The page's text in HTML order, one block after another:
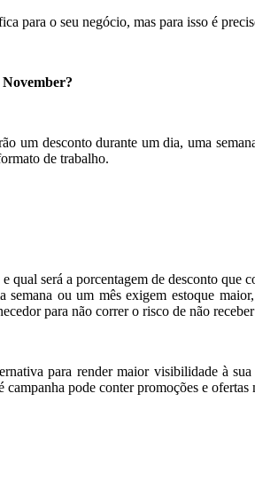
para o seu negócio, mas para isso é
um desconto durante um dia, uma
de trabalho.
qual será a porcentagem de desconto
semana ou um mês exigem estoque
para não correr o risco de não
para render maior visibilidade à
campanha pode conter promoções e